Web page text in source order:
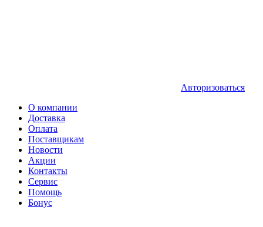
Авторизоваться
О компании
Доставка
Оплата
Поставщикам
Новости
Акции
Контакты
Сервис
Помощь
Бонус